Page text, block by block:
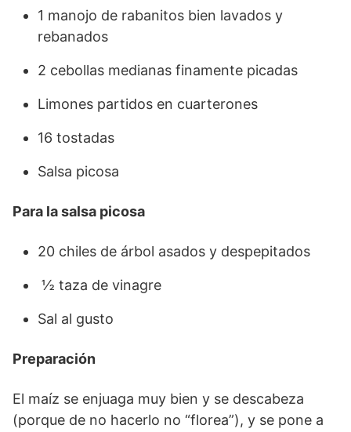
1 manojo de rabanitos bien lavados y
rebanados
2 cebollas medianas finamente picadas
Limones partidos en cuarterones
16 tostadas
Salsa picosa
Para la salsa picosa
20 chiles de árbol asados y despepitados
½ taza de vinagre
Sal al gusto
Preparación
El maíz se enjuaga muy bien y se descabeza
(porque de no hacerlo no “florea”), y se pone a